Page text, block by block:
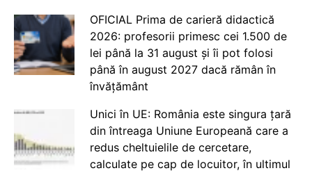
OFICIAL Prima de carieră didactică
2026: profesorii primesc cei 1.500 de
lei până la 31 august și îi pot folosi
până în august 2027 dacă rămân în
învățământ
Unici în UE: România este singura țară
din întreaga Uniune Europeană care a
redus cheltuielile de cercetare,
calculate pe cap de locuitor, în ultimul